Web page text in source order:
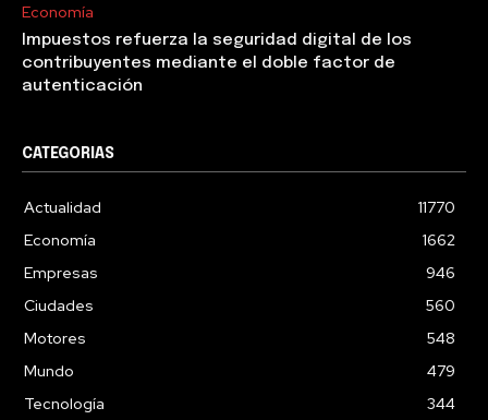
Economía
Impuestos refuerza la seguridad digital de los
contribuyentes mediante el doble factor de
autenticación
CATEGORIAS
Actualidad
11770
Economía
1662
Empresas
946
Ciudades
560
Motores
548
Mundo
479
Tecnología
344